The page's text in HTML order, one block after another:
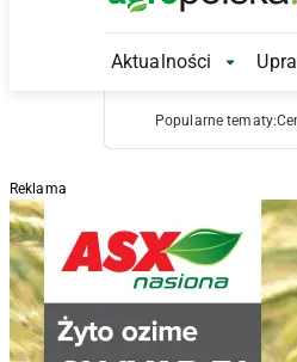
Aktualności
Popularne tematy:
Reklama